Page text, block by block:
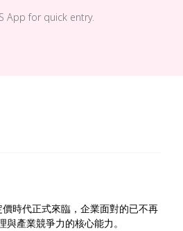
App for quick entry.
時代正式來臨，企業面對的已不再
產業競爭力的核心能力。